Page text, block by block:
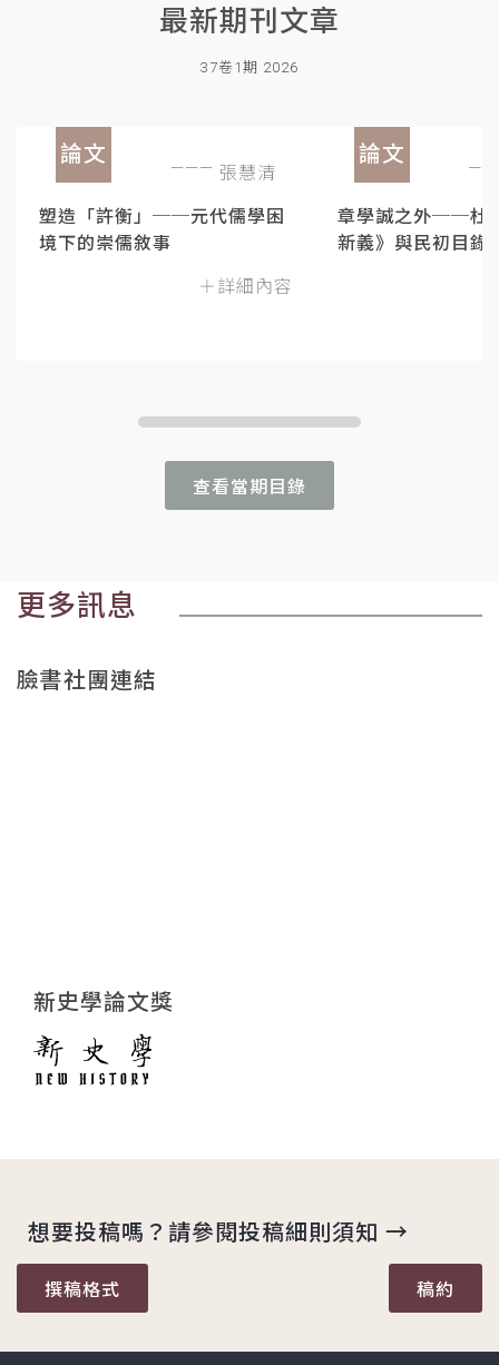
最新期刊文章
37卷1期 2026
論文
張慧清
塑造「許衡」──元代儒學困
境下的崇儒敘事
＋詳細內容
論文
章學誠之外──杜
新義》與民初目錄
查看當期目錄
更多訊息
臉書社團連結
新史學論文獎
想要投稿嗎？請參閱投稿細則須知 →
撰稿格式 稿約